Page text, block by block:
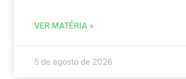
VER MATÉRIA »
5 de agosto de 2026